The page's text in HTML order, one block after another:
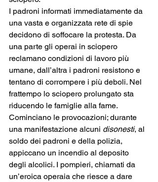
I padroni informati immediatamente da
una vasta e organizzata rete di spie
decidono di soffocare la protesta. Da
una parte gli operai in sciopero
reclamano condizioni di lavoro più
umane, dall’altra i padroni resistono e
tentano di corrompere i più deboli. Nel
frattempo lo sciopero prolungato sta
riducendo le famiglie alla fame.
Cominciano le provocazioni; durante
una manifestazione alcuni disonesti, al
soldo dei padroni e della polizia,
appiccano un incendio al deposito
degli alcolici. I pompieri, chiamati da
un’eroica operaia che riesce a dare